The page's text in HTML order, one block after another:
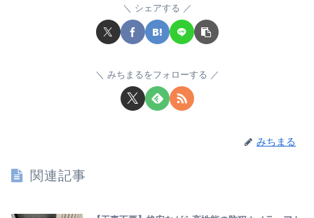
シェアする
みちまるをフォローする
みちまる
関連記事